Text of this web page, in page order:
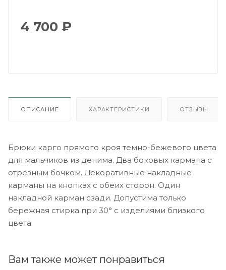
4 700 ₽
ОПИСАНИЕ ХАРАКТЕРИСТИКИ ОТЗЫВЫ
Брюки карго прямого кроя темно-бежевого цвета
для мальчиков из денима. Два боковых кармана с
отрезным бочком. Декоративные накладные
карманы на кнопках с обеих сторон. Один
накладной карман сзади. Допустима только
бережная стирка при 30° с изделиями близкого
цвета.
Вам также может понравиться